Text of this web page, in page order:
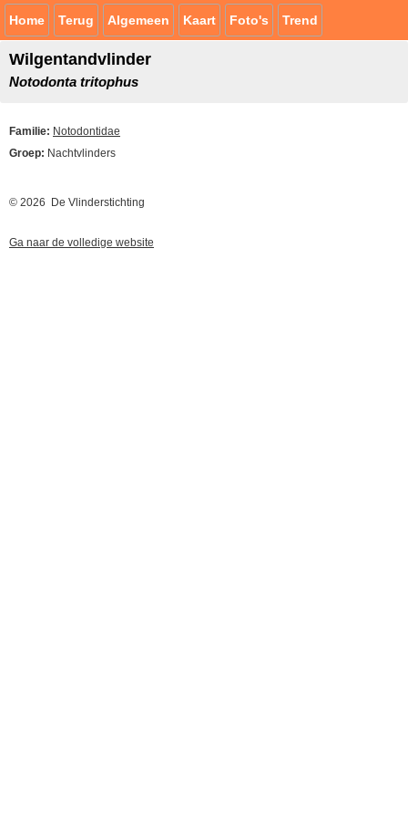
Home Terug Algemeen Kaart Foto's Trend
Wilgentandvlinder
Notodonta tritophus
Familie: Notodontidae
Groep: Nachtvlinders
© 2026 De Vlinderstichting
Ga naar de volledige website